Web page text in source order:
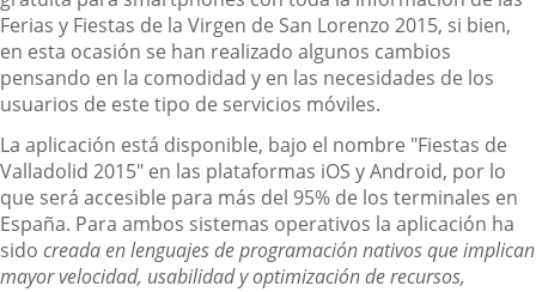
Ferias y Fiestas de la Virgen de San Lorenzo 2015, si bien,
en esta ocasión se han realizado algunos cambios
pensando en la comodidad y en las necesidades de los
usuarios de este tipo de servicios móviles.
La aplicación está disponible, bajo el nombre "Fiestas de
Valladolid 2015" en las plataformas iOS y Android, por lo
que será accesible para más del 95% de los terminales en
España. Para ambos sistemas operativos la aplicación ha
sido creada en lenguajes de programación nativos que implican
mayor velocidad, usabilidad y optimización de recursos,